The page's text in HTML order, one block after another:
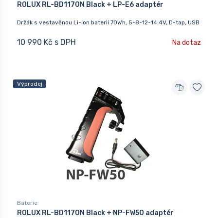
ROLUX RL-BD1170N Black + LP-E6 adaptér
Držák s vestavěnou Li-ion baterií 70Wh, 5-8-12-14.4V, D-tap, USB
10 990 Kč s DPH Na dotaz
Výprodej
Baterie
ROLUX RL-BD1170N Black + NP-FW50 adaptér